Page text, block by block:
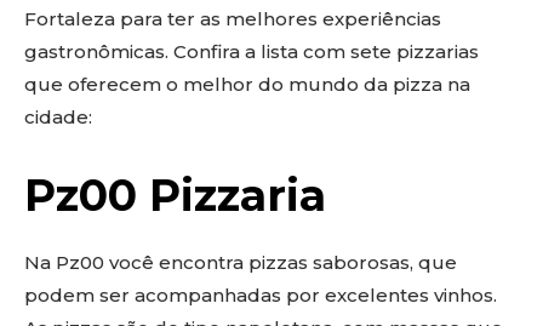
Fortaleza para ter as melhores experiências
gastronômicas. Confira a lista com sete pizzarias
que oferecem o melhor do mundo da pizza na
cidade:
Pz00 Pizzaria
Na Pz00 você encontra pizzas saborosas, que
podem ser acompanhadas por excelentes vinhos.